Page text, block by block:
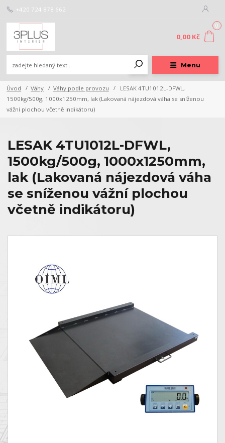
Menu
+420 724 878 662
0
0,00 Kč
Úvod Váhy Váhy podle provozu
LESAK 4TU1012L-DFWL,
1500kg/500g, 1000x1250mm, lak (Lakovaná nájezdová váha se sníženou
vážní plochou včetně indikátoru)
LESAK 4TU1012L-DFWL,
1500kg/500g, 1000x1250mm,
lak (Lakovaná nájezdová váha
se sníženou vážní plochou
včetně indikátoru)